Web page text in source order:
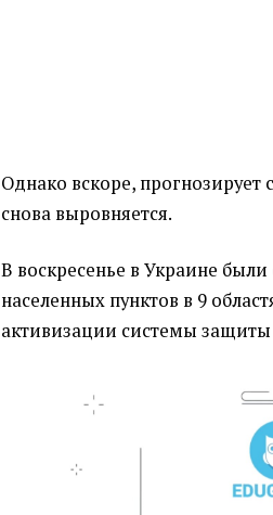
Однако вскоре, прогнозирует
снова выровняется.
В воскресенье в Украине
населенных пунктов в 9
активизации системы